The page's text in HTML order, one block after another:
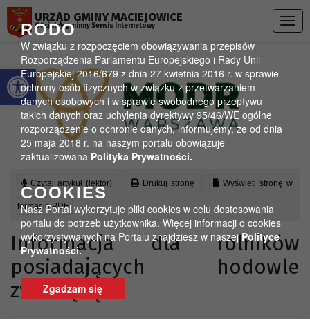
Otwórz pasek narzędzi
RODO
W związku z rozpoczęciem obowiązywania przepisów
Rozporządzenia Parlamentu Europejskiego i Rady Unii
Europejskiej 2016/679 z dnia 27 kwietnia 2016 r. w sprawie
ochrony osób fizycznych w związku z przetwarzaniem
danych osobowych i w sprawie swobodnego przepływu
takich danych oraz uchylenia dyrektywy 95/46/WE ogólne
rozporządzenie o ochronie danych, informujemy, że od dnia
25 maja 2018 r. na naszym portalu obowiązuje
zaktualizowana Polityka Prywatności.
COOKIES
Nasz Portal wykorzytuje pliki cookies w celu dostosowania
portalu do potrzeb użytkownika. Więcej informacji o cookies
wykorzystywanych na Portalu znajdziesz w naszejPolityce
Prywatności.
Zgadzam się
URZĄD GMINY MACIEJOWICE
Oficjalny gminny Serwis Internetowy
Czytaj artykuł (lektor) Drukuj stronę Wyświetl stronę w
formacie PDF
Informacja dla rolników
posiadających hodowle
zwierzęcą.